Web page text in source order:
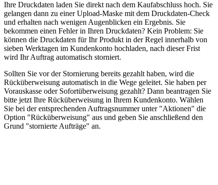
Ihre Druckdaten laden Sie direkt nach dem Kaufabschluss hoch. Sie
gelangen dann zu einer Upload-Maske mit dem Druckdaten-Check
und erhalten nach wenigen Augenblicken ein Ergebnis. Sie
bekommen einen Fehler in Ihren Druckdaten? Kein Problem: Sie
können die Druckdaten für Ihr Produkt in der Regel innerhalb von
sieben Werktagen im Kundenkonto hochladen, nach dieser Frist
wird Ihr Auftrag automatisch storniert.
Sollten Sie vor der Stornierung bereits gezahlt haben, wird die
Rücküberweisung automatisch in die Wege geleitet. Sie haben per
Vorauskasse oder Sofortüberweisung gezahlt? Dann beantragen Sie
bitte jetzt Ihre Rücküberweisung in Ihrem Kundenkonto. Wählen
Sie bei der entsprechenden Auftragsnummer unter "Aktionen" die
Option "Rücküberweisung" aus und geben Sie anschließend den
Grund "stornierte Aufträge" an.